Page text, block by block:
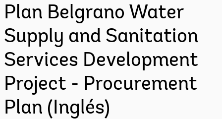
Plan Belgrano Water
Supply and Sanitation
Services Development
Project - Procurement
Plan (Inglés)